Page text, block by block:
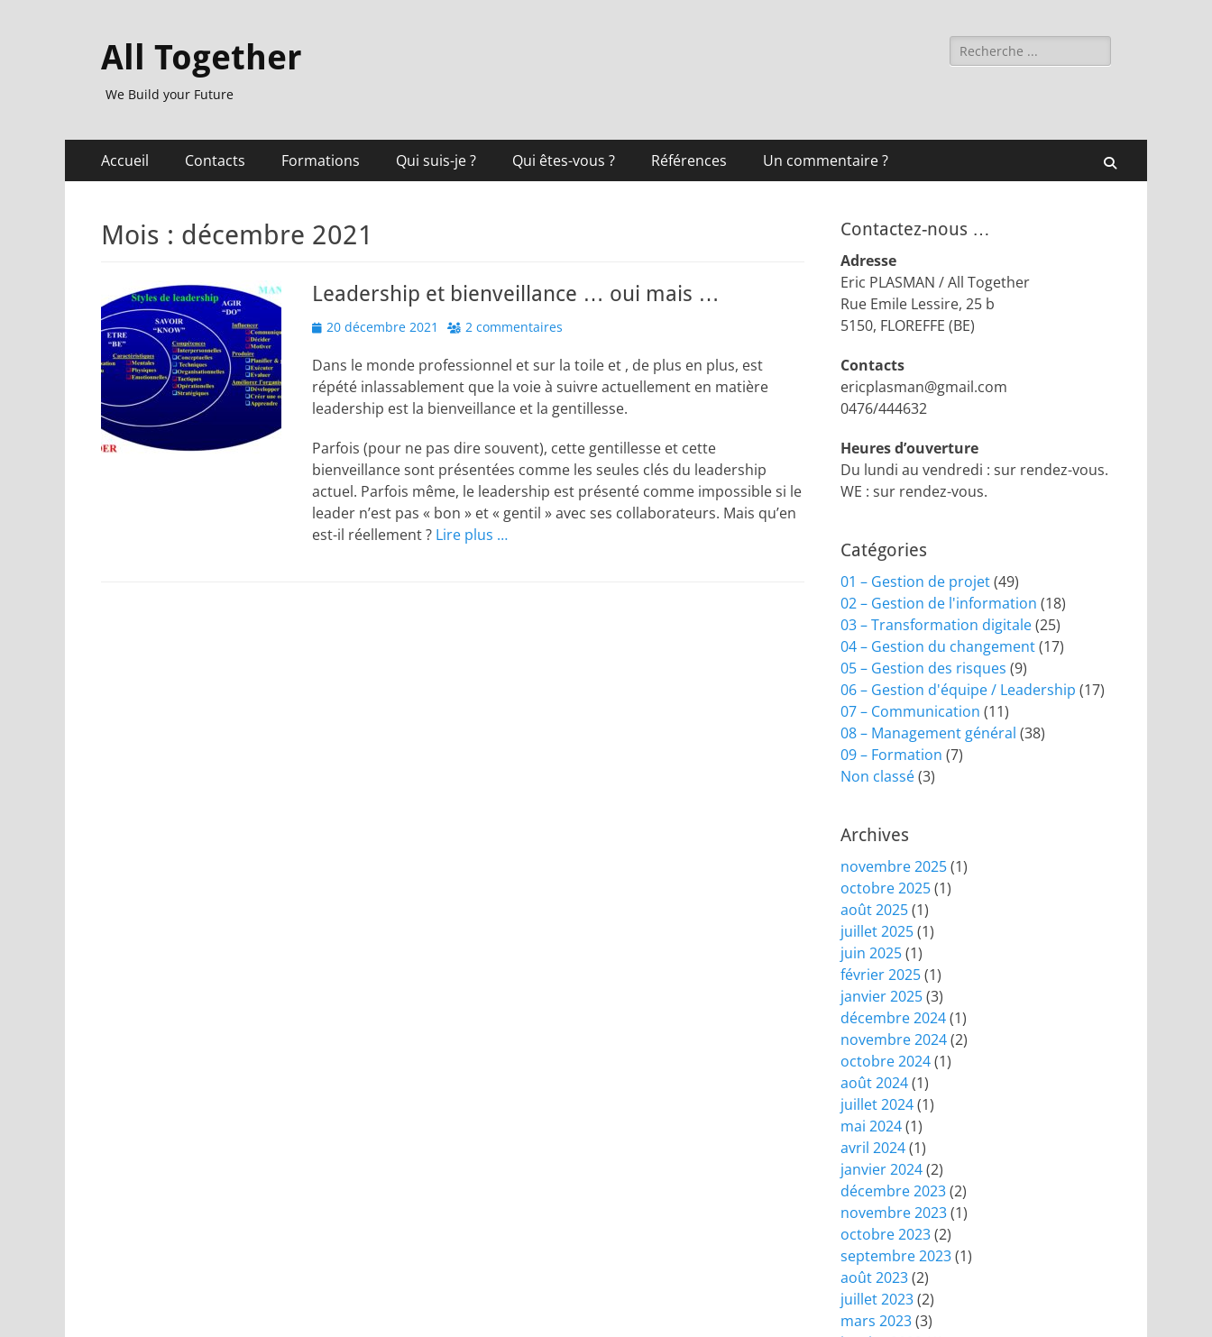
All Together
We Build your Future
Rechercher :
Menu
principal
Accueil Contacts Formations Qui suis-je ? Qui êtes-vous ? Références Un commentaire ?
Mois : décembre 2021
Leadership et bienveillance … oui mais …
Posted
20 décembre 2021 2 commentaires
Dans le monde professionnel et sur la toile et , de plus en plus, est
répété inlassablement que la voie à suivre actuellement en matière
leadership est la bienveillance et la gentillesse.
Parfois (pour ne pas dire souvent), cette gentillesse et cette
bienveillance sont présentées comme les seules clés du leadership
actuel. Parfois même, le leadership est présenté comme impossible si le
leader n’est pas « bon » et « gentil » avec ses collaborateurs. Mais qu’en
est-il réellement ? Lire plus …
Contactez-nous …
Adresse
Eric PLASMAN / All Together
Rue Emile Lessire, 25 b
5150, FLOREFFE (BE)
Contacts
ericplasman@gmail.com
0476/444632
Heures d’ouverture
Du lundi au vendredi : sur rendez-vous.
WE : sur rendez-vous.
Catégories
01 – Gestion de projet(49)
02 – Gestion de l'information (18)
03 – Transformation digitale(25)
04 – Gestion du changement(17)
05 – Gestion des risques (9)
06 – Gestion d'équipe / Leadership (17)
07 – Communication (11)
08 – Management général (38)
09 – Formation (7)
Non classé(3)
Archives
novembre 2025(1)
octobre 2025(1)
août 2025(1)
juillet 2025(1)
juin 2025(1)
février 2025(1)
janvier 2025(3)
décembre 2024(1)
novembre 2024(2)
octobre 2024(1)
août 2024(1)
juillet 2024(1)
mai 2024(1)
avril 2024(1)
janvier 2024(2)
décembre 2023(2)
novembre 2023(1)
octobre 2023(2)
septembre 2023(1)
août 2023(2)
juillet 2023(2)
mars 2023(3)